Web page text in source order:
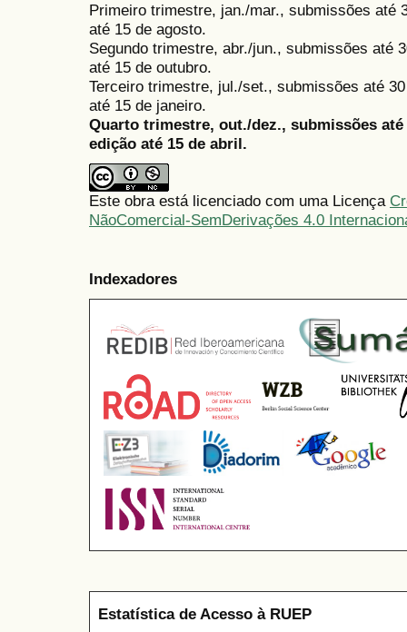
Primeiro trimestre, jan./mar., submissões até
até 15 de agosto.
Segundo trimestre, abr./jun., submissões até
até 15 de outubro.
Terceiro trimestre, jul./set., submissões até
até 15 de janeiro.
Quarto trimestre, out./dez., submissões
edição até 15 de abril.
Este obra está licenciado com uma Licença
NãoComercial-SemDerivações 4.0
Indexadores
Estatística de Acesso à RUEP